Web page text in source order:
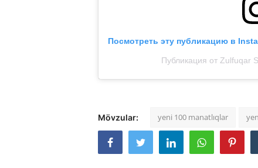
Посмотреть эту публикацию в
Публикация от Zulfuqar
Mövzular: yeni 100 manatlıqlar